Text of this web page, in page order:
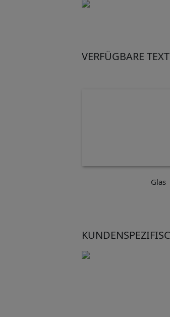
VERFÜGBARE
Glas